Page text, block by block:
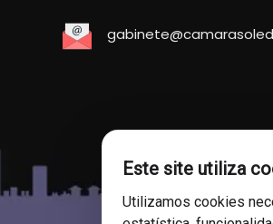
Este site utiliza
Utilizamos cookies